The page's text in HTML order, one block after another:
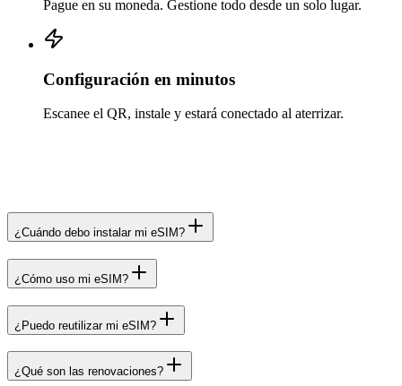
Pague en su moneda. Gestione todo desde un solo lugar.
Configuración en minutos
Escanee el QR, instale y estará conectado al aterrizar.
¿Cuándo debo instalar mi eSIM?
¿Cómo uso mi eSIM?
¿Puedo reutilizar mi eSIM?
¿Qué son las renovaciones?